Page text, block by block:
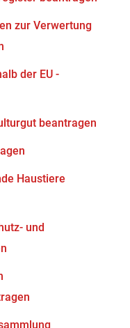
zur Verwertung
der EU -
beantragen
Haustiere
und